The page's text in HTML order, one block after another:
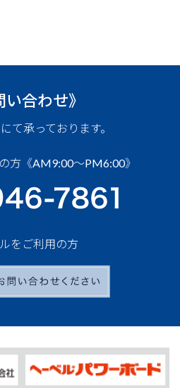
い合わせ》
て承っております。
方《AM9:00～PM6:00》
をご利用の方